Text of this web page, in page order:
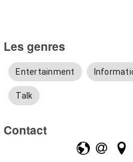
Les genres
Entertainment
Talk
Contact